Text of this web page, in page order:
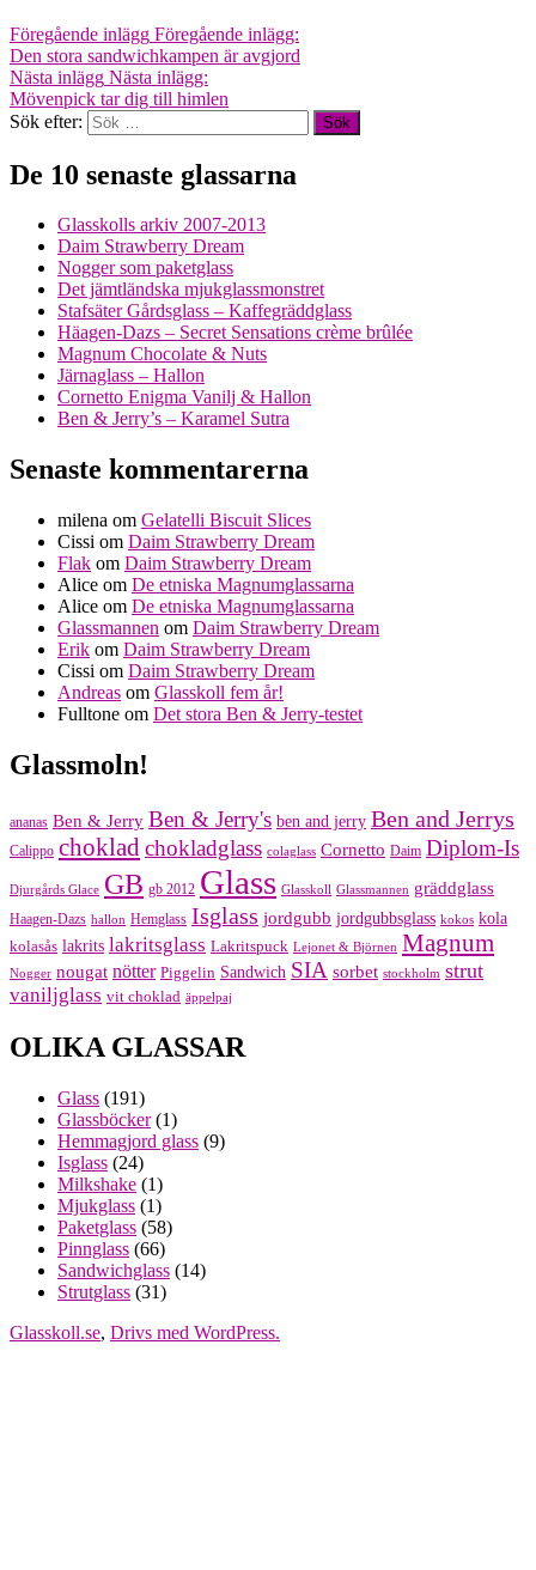
Föregående inlägg Föregående inlägg:
Den stora sandwichkampen är avgjord
Nästa inlägg Nästa inlägg:
Mövenpick tar dig till himlen
Sök efter:
De 10 senaste glassarna
Glasskolls arkiv 2007-2013
Daim Strawberry Dream
Nogger som paketglass
Det jämtländska mjukglassmonstret
Stafsäter Gårdsglass – Kaffegräddglass
Häagen-Dazs – Secret Sensations crème brûlée
Magnum Chocolate & Nuts
Järnaglass – Hallon
Cornetto Enigma Vanilj & Hallon
Ben & Jerry’s – Karamel Sutra
Senaste kommentarerna
milena om Gelatelli Biscuit Slices
Cissi om Daim Strawberry Dream
Flak om Daim Strawberry Dream
Alice om De etniska Magnumglassarna
Alice om De etniska Magnumglassarna
Glassmannen om Daim Strawberry Dream
Erik om Daim Strawberry Dream
Cissi om Daim Strawberry Dream
Andreas om Glasskoll fem år!
Fulltone om Det stora Ben & Jerry-testet
Glassmoln!
ananas Ben & Jerry Ben & Jerry's ben and jerry Ben and Jerrys
Calippo choklad chokladglass colaglass Cornetto Daim Diplom-Is
Djurgårds Glace GB gb 2012 Glass Glasskoll Glassmannen gräddglass
Haagen-Dazs hallon Hemglass Isglass jordgubb jordgubbsglass kokos kola
kolasås lakrits lakritsglass Lakritspuck Lejonet & Björnen Magnum
Nogger nougat nötter Piggelin Sandwich SIA sorbet stockholm strut
vaniljglass vit choklad äppelpaj
OLIKA GLASSAR
Glass (191)
Glassböcker(1)
Hemmagjord glass (9)
Isglass (24)
Milkshake (1)
Mjukglass (1)
Paketglass (58)
Pinnglass (66)
Sandwichglass (14)
Strutglass (31)
Glasskoll.se, Drivs med WordPress.